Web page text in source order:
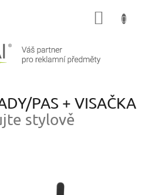
PAS + VISAČKA
stylově